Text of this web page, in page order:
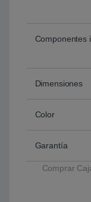
Componentes
Dimensiones
Color
Garantía
Comprar